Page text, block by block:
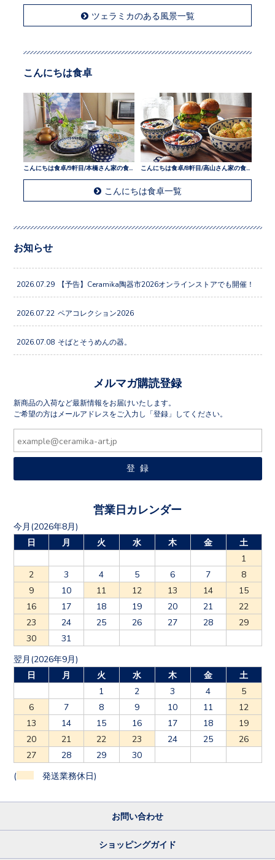
ツェラミカのある風景一覧
こんにちは食卓
こんにちは食卓/9軒目/本橋さん家の食卓
こんにちは食卓一覧
お知らせ
2026.07.29 【予告】Ceramika陶器市2026オンラインストアでも開催！
2026.07.22 ペアコレクション2026
2026.07.08 そばとそうめんの器。
メルマガ購読登録
新商品の入荷など最新情報をお届けいたします。
ご希望の方はメールアドレスをご入力し「登録」してください。
営業日カレンダー
今月(2026年8月)
日
月 火 水 木 金
土
1
2
3 4 5 6 7
8
9
10 11 12 13 14
15
16
17 18 19 20 21
22
23
24 25 26 27 28
29
30
31
翌月(2026年9月)
日
月 火 水 木 金
土
1
2 3 4
5
6
7 8 9 10 11
12
13
14 15 16 17 18
19
20
21 22 23 24 25
26
27
28 29 30
( 発送業務休日)
お問い合わせ
ショッピングガイド